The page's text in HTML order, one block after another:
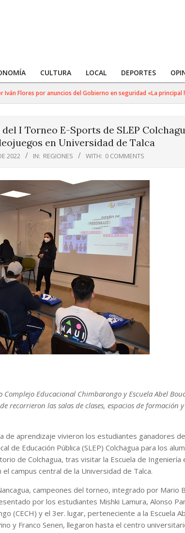
CULTURA LOCAL DEPORTES
por anuncios del Gobierno en seguridad «La principal
I Torneo E-Sports de SLEP
en Universidad de Talca
2022 IN: REGIONES WITH: 0 COMMENTS
Complejo Educacional Chimbarongo y Escuela Abel
recorrieron las salas de clases, espacios de formación
de aprendizaje vivieron los estudiantes ganadores
de Educación Pública (SLEP) Colchagua para los
de Colchagua, tras visitar la Escuela de Ingeniería
campus central de la Universidad de Talca.
campeones del torneo, integrado por Mario
por los estudiantes Mishki Lamura, Alonso
(CECH) y el 3er. lugar, perteneciente a la Escuela
y Franco Senen, llegaron hasta el centro